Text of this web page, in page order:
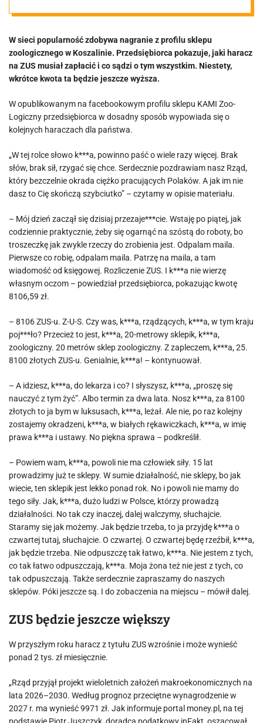
haraczu na ZUS.
„Czy rządzących
(***)?” [VIDEO]
W sieci popularność zdobywa nagranie z profilu sklepu
zoologicznego w Koszalinie. Przedsiębiorca pokazuje, jaki haracz
na ZUS musiał zapłacić i co sądzi o tym wszystkim. Niestety,
wkrótce kwota ta będzie jeszcze wyższa.
W opublikowanym na facebookowym profilu sklepu KAMI Zoo-
Logiczny przedsiębiorca w dosadny sposób wypowiada się o
kolejnych haraczach dla państwa.
„W tej rolce słowo k***a, powinno paść o wiele razy więcej. Brak
słów, brak sił, rzygać się chce. Serdecznie pozdrawiam nasz Rząd,
który bezczelnie okrada ciężko pracujących Polaków. A jak im nie
dasz to Cię skończą szybciutko” – czytamy w opisie materiału.
– Mój dzień zaczął się dzisiaj przezaje***cie. Wstaję po piątej, jak
codziennie praktycznie, żeby się ogarnąć na szóstą do roboty, bo
troszeczkę jak zwykle rzeczy do zrobienia jest. Odpalam maila.
Pierwsze co robię, odpalam maila. Patrzę na maila, a tam
wiadomość od księgowej. Rozliczenie ZUS. I k***a nie wierzę
własnym oczom – powiedział przedsiębiorca, pokazując kwotę
8106,59 zł.
– 8106 ZUS-u. Z-U-S. Czy was, k***a, rządzących, k***a, w tym kraju
poj***ło? Przecież to jest, k***a, 20-metrowy sklepik, k***a,
zoologiczny. 20 metrów sklep zoologiczny. Z zapleczem, k***a, 25.
8100 złotych ZUS-u. Genialnie, k***a! – kontynuował.
– A idziesz, k***a, do lekarza i co? I słyszysz, k***a, „proszę się
nauczyć z tym żyć”. Albo termin za dwa lata. Nosz k***a, za 8100
złotych to ja bym w luksusach, k***a, leżał. Ale nie, po raz kolejny
zostajemy okradzeni, k***a, w białych rękawiczkach, k***a, w imię
prawa k***a i ustawy. No piękna sprawa – podkreślił.
– Powiem wam, k***a, powoli nie ma człowiek siły. 15 lat
prowadzimy już te sklepy. W sumie działalność, nie sklepy, bo jak
wiecie, ten sklepik jest lekko ponad rok. No i powoli nie mamy do
tego siły. Jak, k***a, dużo ludzi w Polsce, którzy prowadzą
działalności. No tak czy inaczej, dalej walczymy, słuchajcie.
Staramy się jak możemy. Jak będzie trzeba, to ja przyjdę k***a o
czwartej tutaj, słuchajcie. O czwartej. O czwartej będę rzeźbił, k***a,
jak będzie trzeba. Nie odpuszczę tak łatwo, k***a. Nie jestem z tych,
co tak łatwo odpuszczają, k***a. Moja żona też nie jest z tych, co
tak odpuszczają. Także serdecznie zapraszamy do naszych
sklepów. Póki jeszcze są. I do zobaczenia na miejscu – mówił dalej.
ZUS będzie jeszcze większy
W przyszłym roku haracz z tytułu ZUS wzrośnie i może wynieść
ponad 2 tys. zł miesięcznie.
„Rząd przyjął projekt wieloletnich założeń makroekonomicznych na
lata 2026–2030. Według prognoz przeciętne wynagrodzenie w
2027 r. ma wynieść 9971 zł. Jak informuje portal money.pl, na tej